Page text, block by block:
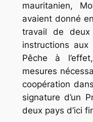
mauritanien,
avaient donné
travail de
instructions
Pêche à
mesures
coopération
signature d’un
deux pays d’ici